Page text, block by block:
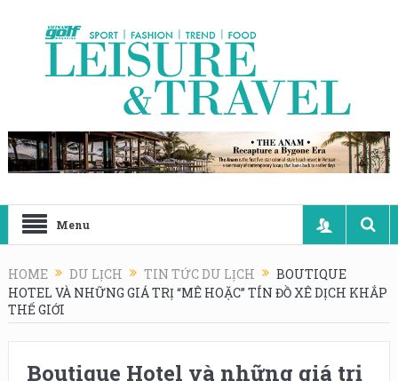
Menu
HOME DU LỊCH TIN TỨC DU LỊCH
BOUTIQUE
HOTEL VÀ NHỮNG GIÁ TRỊ “MÊ HOẶC” TÍN ĐỒ XÊ DỊCH KHẮP
THẾ GIỚI
Boutique Hotel và những giá trị